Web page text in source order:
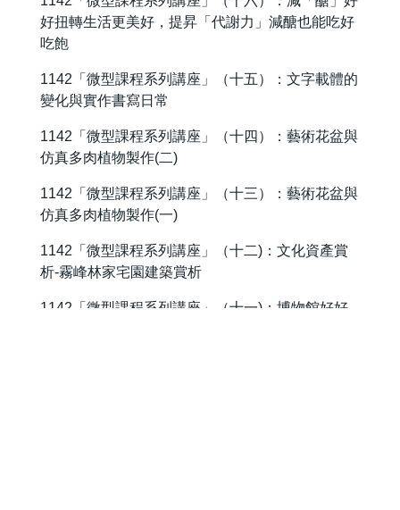
好扭轉生活更美好，提昇「代謝力」減醣也能吃好
吃飽
1142「微型課程系列講座」（十五）：文字載體的
變化與實作書寫日常
1142「微型課程系列講座」（十四）：藝術花盆與
仿真多肉植物製作(二)
1142「微型課程系列講座」（十三）：藝術花盆與
仿真多肉植物製作(一)
1142「微型課程系列講座」（十二)：文化資產賞
析-霧峰林家宅園建築賞析
1142「微型課程系列講座」（十一)：博物館好好